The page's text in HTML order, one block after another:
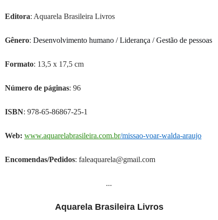
Editora: Aquarela Brasileira Livros
Gênero: Desenvolvimento humano / Liderança / Gestão de pessoas
Formato: 13,5 x 17,5 cm
Número de páginas: 96
ISBN: 978-65-86867-25-1
Web: www.aquarelabrasileira.com.br/missao-voar-walda-araujo
Encomendas/Pedidos: faleaquarela@gmail.com
Aquarela Brasileira Livros